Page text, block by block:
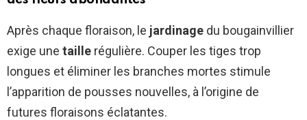
Après chaque floraison, le jardinage du bougainvillier
exige une taille régulière. Couper les tiges trop
longues et éliminer les branches mortes stimule
l’apparition de pousses nouvelles, à l’origine de
futures floraisons éclatantes.